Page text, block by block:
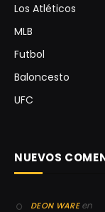
Los Atléticos
MLB
Futbol
Baloncesto
UFC
NUEVOS
DEON WAREen